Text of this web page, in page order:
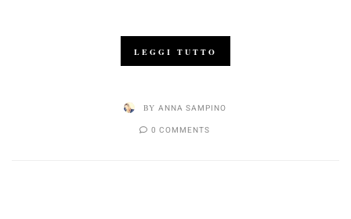
LEGGI TUTTO
BY ANNA SAMPINO
0 COMMENTS